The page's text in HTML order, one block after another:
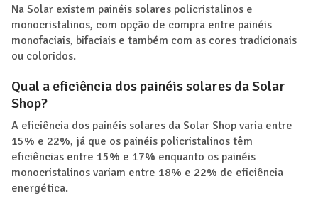
Na Solar existem painéis solares policristalinos e
monocristalinos, com opção de compra entre painéis
monofaciais, bifaciais e também com as cores tradicionais
ou coloridos.
Qual a eficiência dos painéis solares da Solar
Shop?
A eficiência dos painéis solares da Solar Shop varia entre
15% e 22%, já que os painéis policristalinos têm
eficiências entre 15% e 17% enquanto os painéis
monocristalinos variam entre 18% e 22% de eficiência
energética.